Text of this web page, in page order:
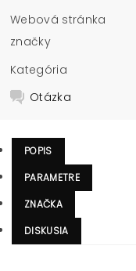
Webová stránka
značky
Kategória
Otázka
POPIS
PARAMETRE
ZNAČKA
DISKUSIA